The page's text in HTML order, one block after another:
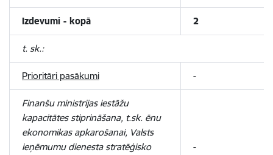
Izdevumi - kopā 2
t. sk.:
Prioritāri pasākumi -
Finanšu ministrijas iestāžu
kapacitātes stiprināšana, t.sk. ēnu
ekonomikas apkarošanai, Valsts
ieņēmumu dienesta stratēģisko
-